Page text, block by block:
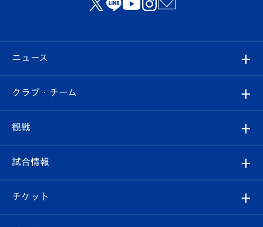
ニュース
すべて
クラブ
試合情報
クラブ・チーム
クラブ概要
エンブレム紹介
観戦
観戦ルール
はじめての観戦ガイド
試合情報
試合日程/結果
チケット